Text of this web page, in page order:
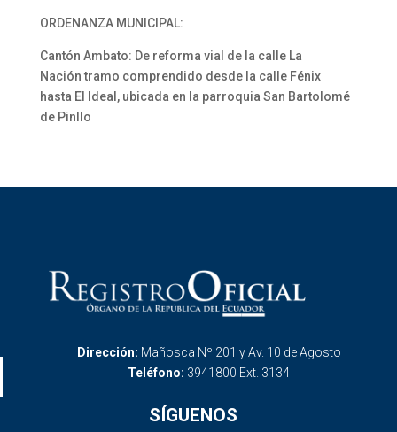
ORDENANZA MUNICIPAL:
Cantón Ambato: De reforma vial de la calle La
Nación tramo comprendido desde la calle Fénix
hasta El Ideal, ubicada en la parroquia San Bartolomé
de Pinllo
Dirección: Mañosca Nº 201 y Av. 10 de Agosto
Teléfono: 3941800 Ext. 3134
SÍGUENOS